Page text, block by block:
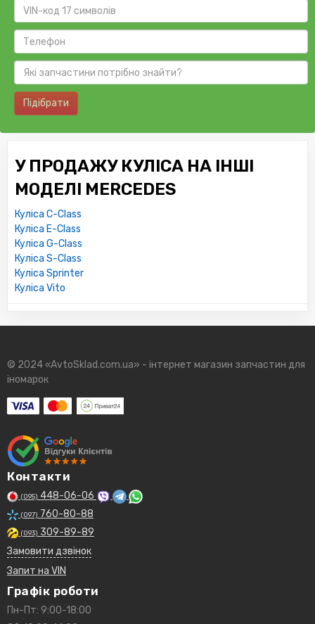
Підібрати
У ПРОДАЖУ КУЛІСА НА ІНШІ
МОДЕЛІ MERCEDES
Куліса C-Class
Куліса E-Class
Куліса G-Class
Куліса S-Class
Куліса Sprinter
Куліса Vito
© 2024 «AvtoSklad.com.ua» - інтернет магазин запчастин для
іномарок
Контакти
(095) 448-06-06
(097) 760-80-88
(093) 309-89-89
Замовити дзвінок
Запит на VIN
Графік роботи
Пн-Пт: 9:00-18:00